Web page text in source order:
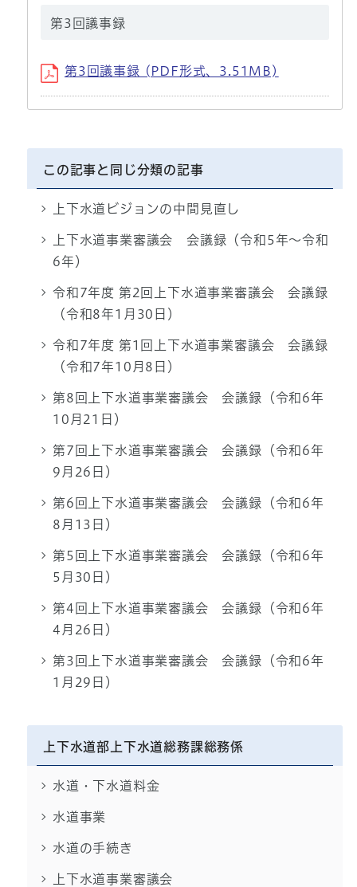
第3回議事録
第3回議事録 (PDF形式、3.51MB)
この記事と同じ分類の記事
上下水道ビジョンの中間見直し
上下水道事業審議会 会議録（令和5年～令和
6年）
令和7年度 第2回上下水道事業審議会 会議録
（令和8年1月30日）
令和7年度 第1回上下水道事業審議会 会議録
（令和7年10月8日）
第8回上下水道事業審議会 会議録（令和6年
10月21日）
第7回上下水道事業審議会 会議録（令和6年
9月26日）
第6回上下水道事業審議会 会議録（令和6年
8月13日）
第5回上下水道事業審議会 会議録（令和6年
5月30日）
第4回上下水道事業審議会 会議録（令和6年
4月26日）
第3回上下水道事業審議会 会議録（令和6年
1月29日）
上下水道部上下水道総務課総務係
水道・下水道料金
水道事業
水道の手続き
上下水道事業審議会